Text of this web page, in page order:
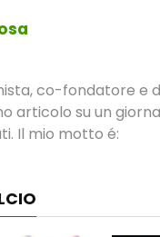
co-fondatore e
articolo su un
Il mio motto é: